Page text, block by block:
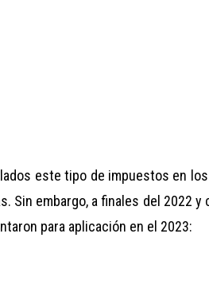
este tipo de impuestos en
Sin embargo, a finales del 2022
para aplicación en el 2023: